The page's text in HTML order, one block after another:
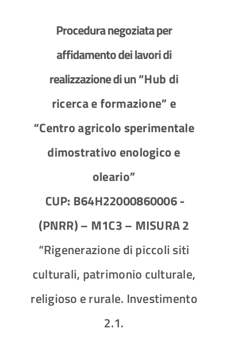
Procedura negoziata per
affidamento dei lavori di
realizzazione di un“Hub di
ricerca e formazione” e
“Centro agricolo sperimentale
dimostrativo enologico e
oleario”
CUP: B64H22000860006 -
(PNRR) – M1C3 – MISURA 2
“Rigenerazione di piccoli siti
culturali, patrimonio culturale,
religioso e rurale. Investimento
2.1.